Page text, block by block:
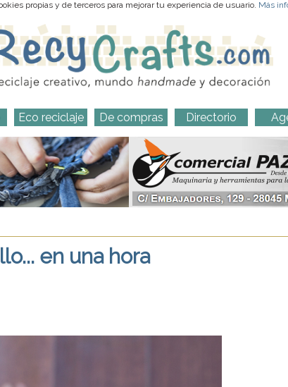
propias y de terceros para mejorar tu experiencia de usuario. Más
Eco reciclaje De compras Directorio
en una hora